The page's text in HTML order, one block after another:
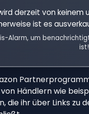
derzeit von keinem
ist es
Alarm, um
ist!
Händlern wie
die ihr über Links zu